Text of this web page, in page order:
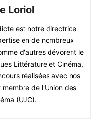
Loriol
est notre directrice
en de nombreux
d'autres dévorent le
Littérature et Cinéma,
réalisées avec nos
membre de l'Union des
(UJC).